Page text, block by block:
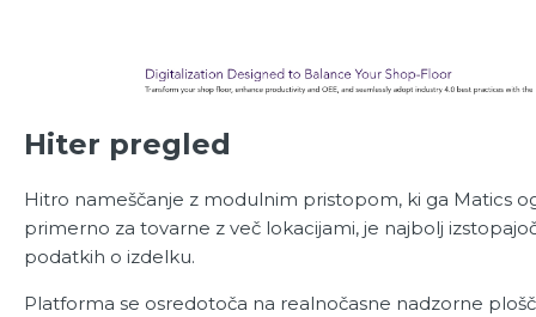
Hiter pregled
Hitro nameščanje z modulnim pristopom, ki ga Matics
primerno za tovarne z več lokacijami, je najbolj
podatkih o izdelku.
Platforma se osredotoča na realnočasne nadzorne